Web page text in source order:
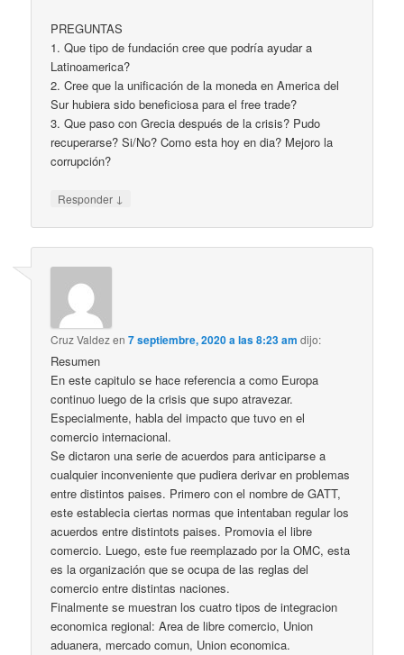
PREGUNTAS
1. Que tipo de fundación cree que podría ayudar a
Latinoamerica?
2. Cree que la unificación de la moneda en America del
Sur hubiera sido beneficiosa para el free trade?
3. Que paso con Grecia después de la crisis? Pudo
recuperarse? Si/No? Como esta hoy en dia? Mejoro la
corrupción?
Responder ↓
Cruz Valdezen7 septiembre, 2020 a las 8:23 am dijo:
Resumen
En este capitulo se hace referencia a como Europa
continuo luego de la crisis que supo atravezar.
Especialmente, habla del impacto que tuvo en el
comercio internacional.
Se dictaron una serie de acuerdos para anticiparse a
cualquier inconveniente que pudiera derivar en problemas
entre distintos paises. Primero con el nombre de GATT,
este establecia ciertas normas que intentaban regular los
acuerdos entre distintots paises. Promovia el libre
comercio. Luego, este fue reemplazado por la OMC, esta
es la organización que se ocupa de las reglas del
comercio entre distintas naciones.
Finalmente se muestran los cuatro tipos de integracion
economica regional: Area de libre comercio, Union
aduanera, mercado comun, Union economica.